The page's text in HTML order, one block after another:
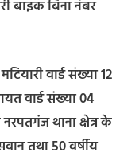
बाइक बिना नंबर
वार्ड संख्या 12
वार्ड संख्या 04
नरपतगंज थाना क्षेत्र के
तथा 50 वर्षीय